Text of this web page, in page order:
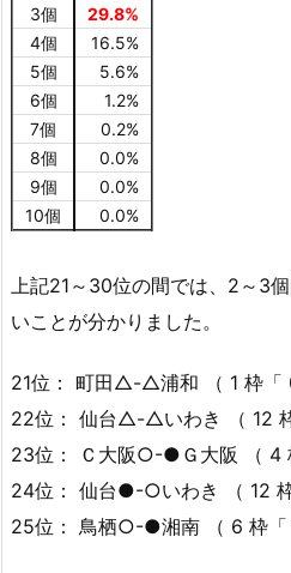
3個
29.8%
4個
16.5%
5個
5.6%
6個
1.2%
7個
0.2%
8個
0.0%
9個
0.0%
10個
0.0%
上記21～30位の間では、2～3
いことが分かりました。
21位： 町田△-△浦和 （ 1 枠「
22位： 仙台△-△いわき （ 12
23位： Ｃ大阪○-●Ｇ大阪 （ 4
24位： 仙台●-○いわき （ 12 枠
25位： 鳥栖○-●湘南 （ 6 枠「